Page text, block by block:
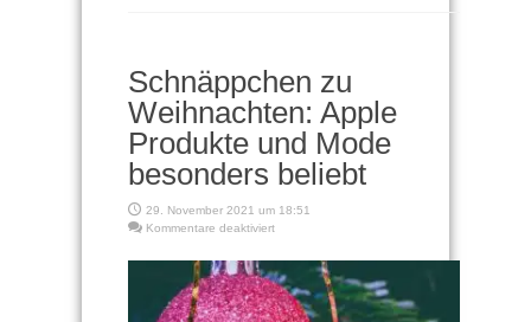
Schnäppchen zu
Weihnachten: Apple
Produkte und Mode
besonders beliebt
29. November 2021 um 18:51
Kommentare deaktiviertfür
zu
Weihnachten:
Apple
Produkte